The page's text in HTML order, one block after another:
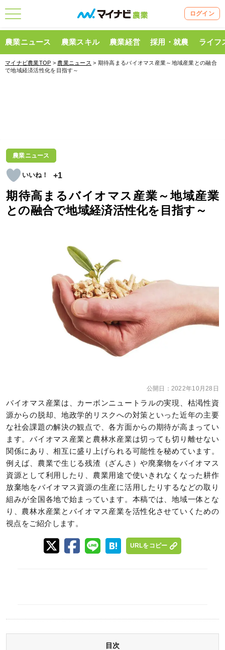
ログイン
農業ニュース 農業スキル 農業経営 採用・就農 ライフ
マイナビ農業TOP > 農業ニュース > 期待高まるバイオマス産業～地域産業との融合
で地域経済活性化を目指す～
農業ニュース
+1
期待高まるバイオマス産業～地域産業
との融合で地域経済活性化を目指す～
公開日： 2022年10月28日
バイオマス産業は、カーボンニュートラルの実現、枯渇性資
源からの脱却、地政学的リスクへの対策といった近年の主要
な社会課題の解決の観点で、各方面からの期待が高まってい
ます。バイオマス産業と農林水産業は切っても切り離せない
関係にあり、相互に盛り上げられる可能性を秘めています。
例えば、農業で生じる残渣（ざんさ）や廃棄物をバイオマス
資源として利用したり、農業用途で使いきれなくなった耕作
放棄地をバイオマス資源の生産に活用したりするなどの取り
組みが全国各地で始まっています。本稿では、地域一体とな
り、農林水産業とバイオマス産業を活性化させていくための
視点をご紹介します。
URLをコピー
目次